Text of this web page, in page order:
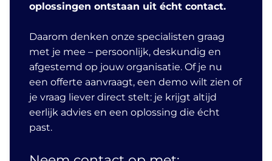
oplossingen ontstaan uit écht contact.
Daarom denken onze specialisten graag
met je mee – persoonlijk, deskundig en
afgestemd op jouw organisatie. Of je nu
een offerte aanvraagt, een demo wilt zien of
je vraag liever direct stelt: je krijgt altijd
eerlijk advies en een oplossing die écht
past.